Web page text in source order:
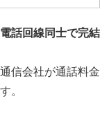
話回線同士で完結
信会社が通話料金
。